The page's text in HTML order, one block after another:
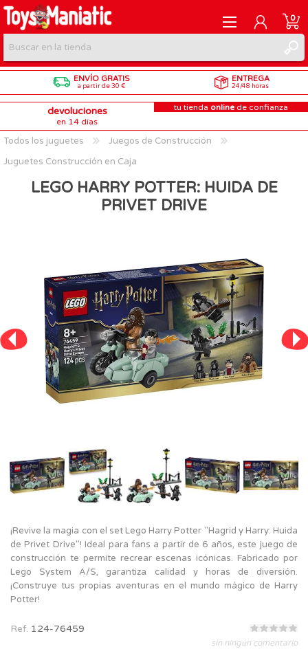
REGISTRARME
INICIAR SESIÓN
0
ENVÍO GRATIS
a partir de 30 €
ENTREGA
24/48 horas
devoluciones
en 14 días
tu tienda online de confianza
Todos los juguetes
Juegos de Construcción
Juguetes Construcción en Caja
LEGO HARRY POTTER: HUIDA DE
PRIVET DRIVE
¡Revive la magia con el set Lego Harry Potter "Hagrid y Harry: Huida
de Privet Drive"! Ideal para fans a partir de 6 años, este juego de
construcción te permite recrear escenas icónicas. Fabricado por
Lego System A/S, garantiza calidad y horas de diversión.
¡Construye tus propias aventuras en el mundo mágico de Harry
Potter!
Ref. 124-76459
sin ningún comentario